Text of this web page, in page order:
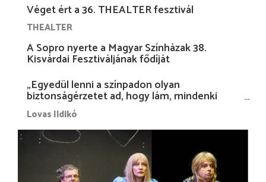
Véget ért a 36. THEALTER fesztivál
THEALTER
A Sopro nyerte a Magyar Színházak 38.
Kisvárdai Fesztiváljának fődíját
„Egyedül lenni a színpadon olyan
biztonságérzetet ad, hogy lám, mindenki
más nélkül is megvagyok magammal…”
Lovas Ildikó